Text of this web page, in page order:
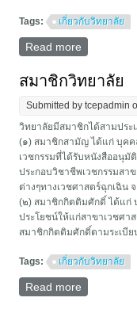
Tags: เกี่ยวกับวิทยาลัย
Read more
สมาชิกวิทยาลัย
Submitted bytcepadmin
วิทยาลัยมีสมาชิกได้สามประ
(๑) สมาชิกสามัญ ได้แก่ บุค
เวชกรรมที่ได้รับหนังสืออนุ
ประกอบวิชาชีพเวชกรรมสา
ต่างๆทางเวชศาสตร์ฉุกเฉิน
(๒) สมาชิกกิตติมศักดิ์ ได้แก่
ประโยชน์ให้แก่สาขาเวชศา
สมาชิกกิตติมศักดิ์ตามระเบีย
Tags: เกี่ยวกับวิทยาลัย
Read more